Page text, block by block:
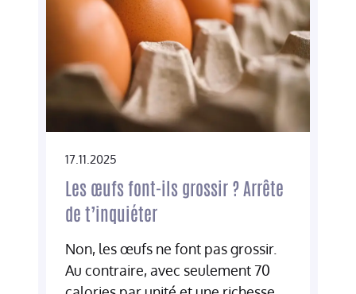
17.11.2025
Les œufs font-ils grossir ? Arrête
de t’inquiéter
Non, les œufs ne font pas grossir.
Au contraire, avec seulement 70